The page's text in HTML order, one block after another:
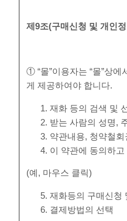
제9조(구매신청 및 개인
① “몰”이용자는 “몰”상
게 제공하여야 합니다.
재화 등의 검색 및
받는 사람의 성명,
약관내용, 청약철
이 약관에 동의하
(예, 마우스 클릭)
재화등의 구매신청
결제방법의 선택